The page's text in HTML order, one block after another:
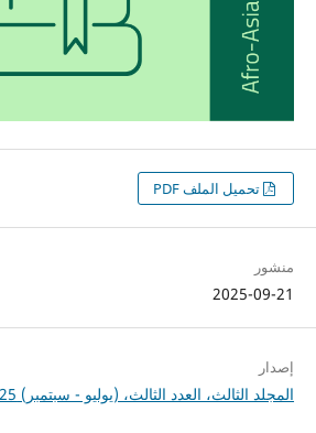
تحميل الملف PDF
منشور
2025-09-21
إصدار
المجلد الثالث، العدد الثالث، (يوليو - سبتمبر) 2025